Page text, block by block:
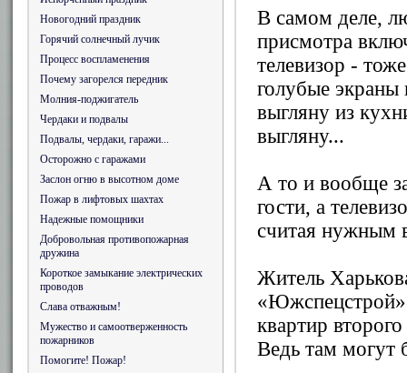
Новогодний праздник
Горячий солнечный лучик
Процесс воспламенения
Почему загорелся передник
Молния-поджигатель
Чердаки и подвалы
Подвалы, чердаки, гаражи...
Осторожно с гаражами
Заслон огню в высотном доме
Пожар в лифтовых шахтах
Надежные помощники
Добровольная противопожарная
дружина
Короткое замыкание электрических
проводов
Слава отважным!
Мужество и самоотверженность
пожарников
Помогите! Пожар!
В самом деле,
присмотра
телевизор -
голубые экраны
выгляну из
выгляну...
А то и вообще
гости, а
считая нужным
Житель
«Южспецстрой»
квартир
Ведь там могут